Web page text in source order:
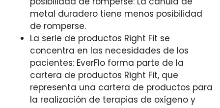
metal duradero tiene menos posibilidad
de romperse.
La serie de productos Right Fit se
concentra en las necesidades de los
pacientes: EverFlo forma parte de la
cartera de productos Right Fit, que
representa una cartera de productos para
la realización de terapias de oxígeno y